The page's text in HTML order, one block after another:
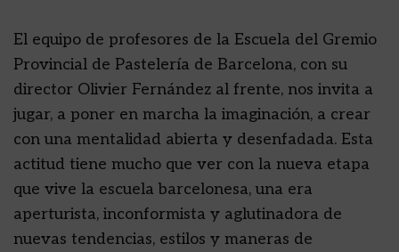
El equipo de profesores de la Escuela del Gremio
Provincial de Pastelería de Barcelona, con su
director Olivier Fernández al frente, nos invita a
jugar, a poner en marcha la imaginación, a crear
con una mentalidad abierta y desenfadada. Esta
actitud tiene mucho que ver con la nueva etapa
que vive la escuela barcelonesa, una era
aperturista, inconformista y aglutinadora de
nuevas tendencias, estilos y maneras de